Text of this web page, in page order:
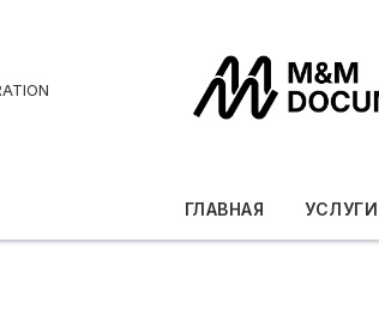
ГЛАВНАЯ УСЛУГИ